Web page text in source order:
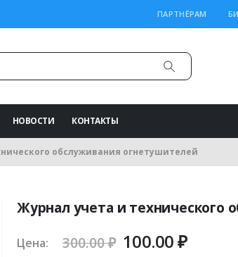
ПАРТНЁРАМ
НОВОСТИ КОНТАКТЫ
обслуживания огнетушителей
Журнал учета и технического
Цена: 300.00₽ 100.00₽